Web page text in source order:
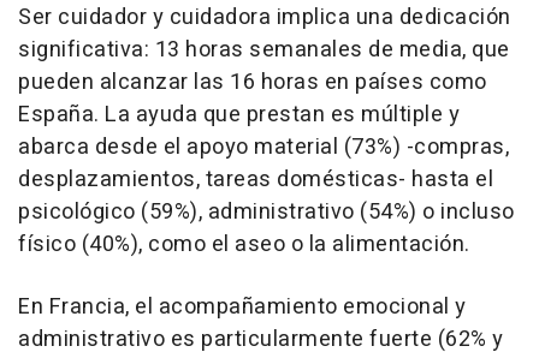
Ser cuidador y cuidadora implica una dedicación
significativa: 13 horas semanales de media, que
pueden alcanzar las 16 horas en países como
España. La ayuda que prestan es múltiple y
abarca desde el apoyo material (73%) -compras,
desplazamientos, tareas domésticas- hasta el
psicológico (59%), administrativo (54%) o incluso
físico (40%), como el aseo o la alimentación.
En Francia, el acompañamiento emocional y
administrativo es particularmente fuerte (62% y